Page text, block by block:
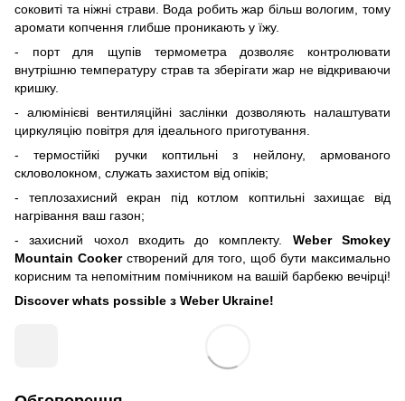
соковиті та ніжні страви. Вода робить жар більш вологим, тому
аромати копчення глибше проникають у їжу.
- порт для щупів термометра дозволяє контролювати
внутрішню температуру страв та зберігати жар не відкриваючи
кришку.
- алюмінієві вентиляційні заслінки дозволяють налаштувати
циркуляцію повітря для ідеального приготування.
- термостійкі ручки коптильні з нейлону, армованого
скловолокном, служать захистом від опіків;
- теплозахисний екран під котлом коптильні захищає від
нагрівання ваш газон;
- захисний чохол входить до комплекту. Weber Smokey
Mountain Cookerстворений для того, щоб бути максимально
корисним та непомітним помічником на вашій барбекю вечірці!
Discover whats possible з Weber Ukraine!